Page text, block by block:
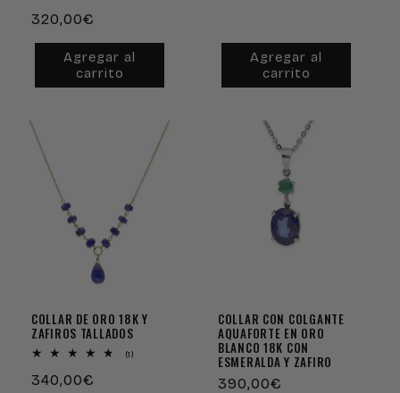
Precio
habitual
320,00€
Agregar al
carrito
Agregar al
carrito
COLLAR DE ORO 18K Y
ZAFIROS TALLADOS
(1)
Precio
340,00€
COLLAR CON COLGANTE
AQUAFORTE EN ORO
BLANCO 18K CON
ESMERALDA Y ZAFIRO
Precio
390,00€